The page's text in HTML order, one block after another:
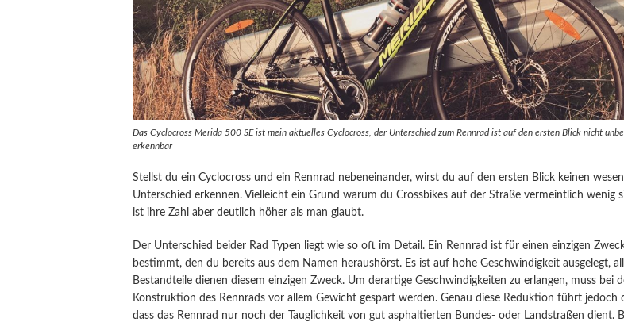
Das Cyclocross Merida 500 SE ist mein aktuelles Cyclocross, der Unterschied zum Rennrad ist auf den ersten Blick nicht
erkennbar
Stellst du ein Cyclocross und ein Rennrad nebeneinander, wirst du auf den ersten Blick keinen
Unterschied erkennen. Vielleicht ein Grund warum du Crossbikes auf der Straße vermeintlich wenig
ist ihre Zahl aber deutlich höher als man glaubt.
Der Unterschied beider Rad Typen liegt wie so oft im Detail. Ein Rennrad ist für einen einzigen
bestimmt, den du bereits aus dem Namen heraushörst. Es ist auf hohe Geschwindigkeit ausgelegt,
Bestandteile dienen diesem einzigen Zweck. Um derartige Geschwindigkeiten zu erlangen, muss bei
Konstruktion des Rennrads vor allem Gewicht gespart werden. Genau diese Reduktion führt jedoch
dass das Rennrad nur noch der Tauglichkeit von gut asphaltierten Bundes- oder Landstraßen dient.